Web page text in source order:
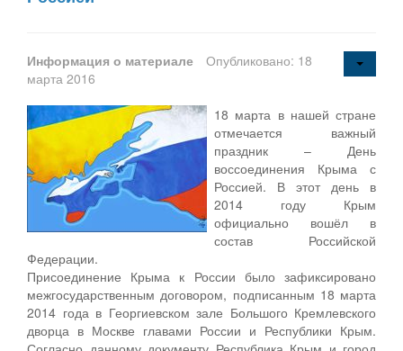
Информация о материале
Опубликовано: 18
марта 2016
18 марта в нашей стране
отмечается важный
праздник – День
воссоединения Крыма с
Россией. В этот день в
2014 году Крым
официально вошёл в
состав Российской
Федерации.
Присоединение Крыма к России было зафиксировано
межгосударственным договором, подписанным 18 марта
2014 года в Георгиевском зале Большого Кремлевского
дворца в Москве главами России и Республики Крым.